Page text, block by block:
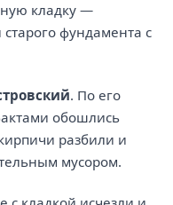
кладку —
фундамента с
. По его
обошлись
разбили и
мусором.